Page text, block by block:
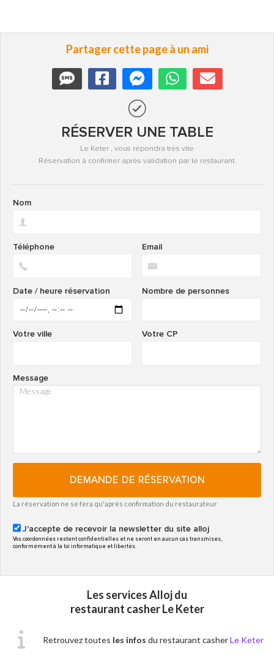
Partager cette page à un ami
RÉSERVER UNE TABLE
Le Keter , vous répondra très vite
Réservation à confirmer après validation par le restaurant.
Nom
Email
Téléphone
Nombre de personnes
Date / heure réservation
Votre CP
Votre ville
Message
DEMANDE DE RÉSERVATION
La réservation ne se fera qu'après confirmation du restaurateur
J'accepte de recevoir la newsletter du site alloj
Vos coordonnées restent confidentielles et ne seront en aucun cas transmises,
conformément à la loi informatique et libertés.
Les services Alloj du
restaurant casher Le Keter
Retrouvez toutes les infos du restaurant casherLe Keter